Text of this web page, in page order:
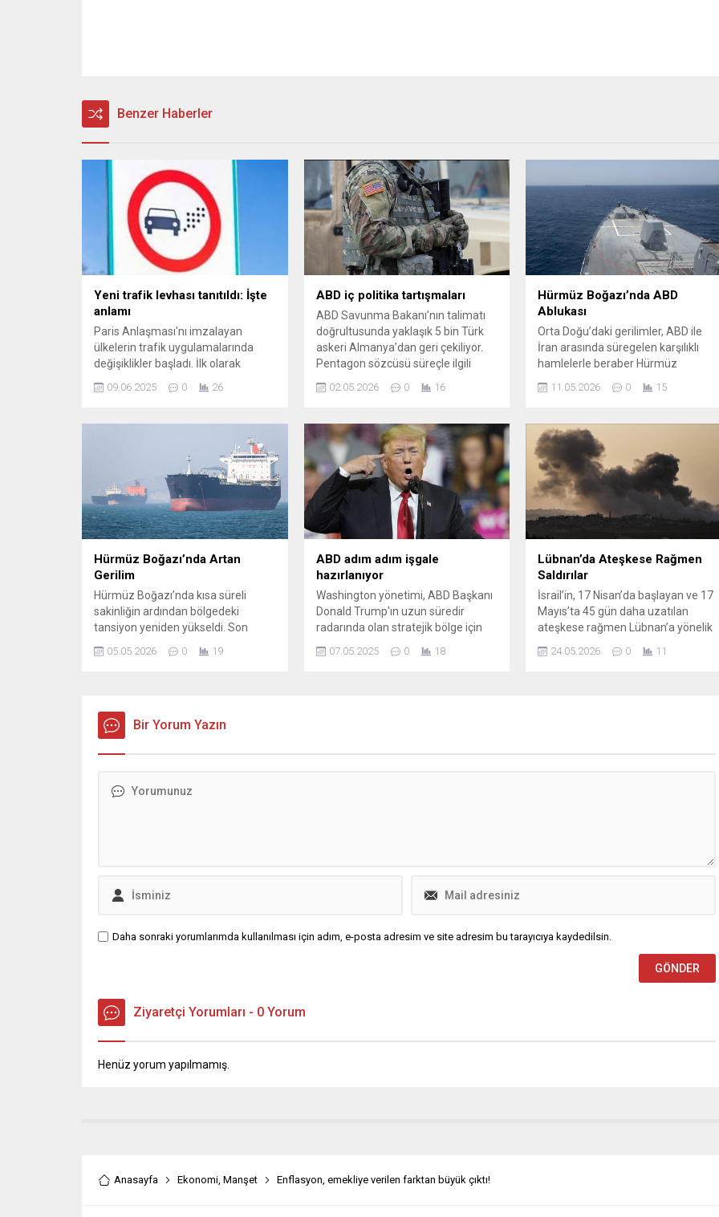
Benzer Haberler
Yeni trafik levhası tanıtıldı: İşte
anlamı
Paris Anlaşması'nı imzalayan
ülkelerin trafik uygulamalarında
değişiklikler başladı. İlk olarak
tabelaların, yakında diğer Avrupa
bekleniyor.
09.06.2025 0 26
ABD iç politika tartışmaları
ABD Savunma Bakanı’nın talimatı
doğrultusunda yaklaşık 5 bin Türk
askeri Almanya’dan geri çekiliyor.
Pentagon sözcüsü süreçle ilgili
tamamlanmasının hedeflendiğini
konuşlanmanın kapsamlı bir şekilde
yeniden değerlendirilmesinin
ardından alındığı belirtildi.
AVRUPA’YA SERT MESAJ— Başkan
Trump’ın Avrupa Birliği’nden gelen
otomobil ve kamyonlara ek...
02.05.2026 0 16
Hürmüz Boğazı’nda ABD
Ablukası
Orta Doğu’daki gerilimler, ABD ile
İran arasında süregelen karşılıklı
hamlelerle beraber Hürmüz
merkezine taşıdı. ABD yönetiminin
deniz trafiğini ve enerji güvenliğini
doğrudan etkiliyor. CENTCOM
tarafından yapılan açıklamaya göre
abluka kapsamında yönlendirmeler
sonucu 62 geminin rotası
değiştirildi; bunların arasından 4
gemi doğrudan durduruldu.
Hürmüz...
11.05.2026 0 15
Hürmüz Boğazı’nda Artan
Gerilim
Hürmüz Boğazı’nda kısa süreli
sakinliğin ardından bölgedeki
tansiyon yeniden yükseldi. Son
günlerde ateşkesin gevşemesiyle
birlikte denizde ve hava sahasında
zamanlı olarak rapor edildi. İran
Meclis Başkanı Muhammed Kalibaf,
5 Mayıs tarihinde sosyal medyada
05.05.2026 0 19
ABD adım adım işgale
hazırlanıyor
Washington yönetimi, ABD Başkanı
Donald Trump'ın uzun süredir
radarında olan stratejik bölge için
düğmeye bastı... Bu hamle, Wall
Street Journal tarafından "işgalin ilk
07.05.2025 0 18
Lübnan’da Ateşkese Rağmen
Saldırılar
İsrail’in, 17 Nisan’da başlayan ve 17
Mayıs’ta 45 gün daha uzatılan
ateşkese rağmen Lübnan’a yönelik
saldırıları bugün de sürdü. Sabah
saatlerinden itibaren Nebatiye ve
uçakları ve insansız hava araçları...
24.05.2026 0 11
Bir Yorum Yazın
Daha sonraki yorumlarımda kullanılması için adım, e-posta adresim ve site adresim bu tarayıcıya kaydedilsin.
Ziyaretçi Yorumları - 0 Yorum
Henüz yorum yapılmamış.
Anasayfa Ekonomi, Manşet Enflasyon, emekliye verilen farktan büyük çıktı!